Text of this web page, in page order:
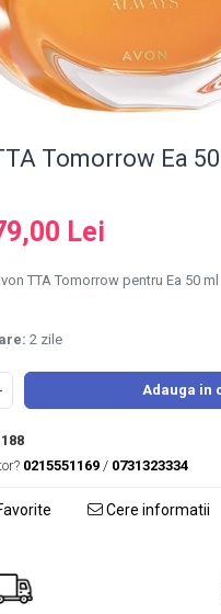
Tomorrow Ea
Lei
TTA Tomorrow pentru Ea 50 ml
2 zile
Adauga in
0215551169 / 0731323334
Cere informatii